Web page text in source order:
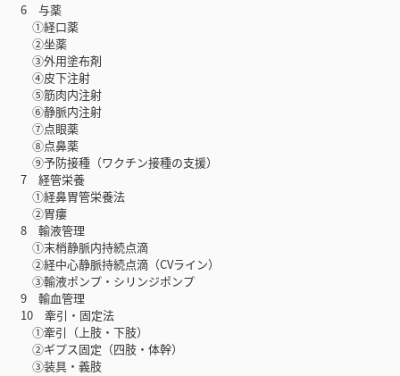
6 与薬
①経口薬
②坐薬
③外用塗布剤
④皮下注射
⑤筋肉内注射
⑥静脈内注射
⑦点眼薬
⑧点鼻薬
⑨予防接種（ワクチン接種の支援）
7 経管栄養
①経鼻胃管栄養法
②胃瘻
8 輸液管理
①末梢静脈内持続点滴
②経中心静脈持続点滴（CVライン）
③輸液ポンプ・シリンジポンプ
9 輸血管理
10 牽引・固定法
①牽引（上肢・下肢）
②ギプス固定（四肢・体幹）
③装具・義肢